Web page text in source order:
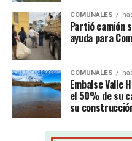
COMUNALES
Partió camión
ayuda para
COMUNALES
Embalse Valle
el 50% de su
su